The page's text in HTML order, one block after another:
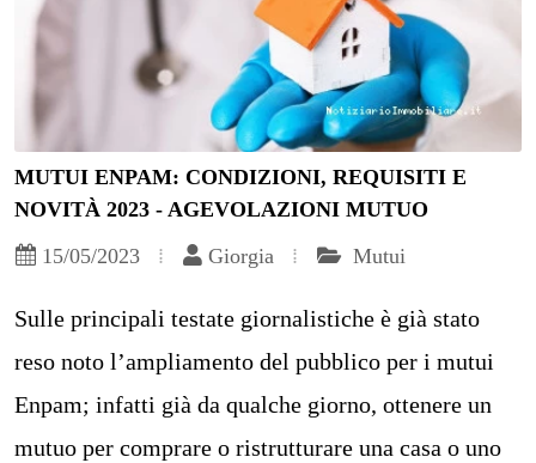
MUTUI ENPAM: CONDIZIONI, REQUISITI E
NOVITÀ 2023 - AGEVOLAZIONI MUTUO
15/05/2023
Giorgia Mutui
Sulle principali testate giornalistiche è già stato
reso noto l’ampliamento del pubblico per i mutui
Enpam; infatti già da qualche giorno, ottenere un
mutuo per comprare o ristrutturare una casa o uno